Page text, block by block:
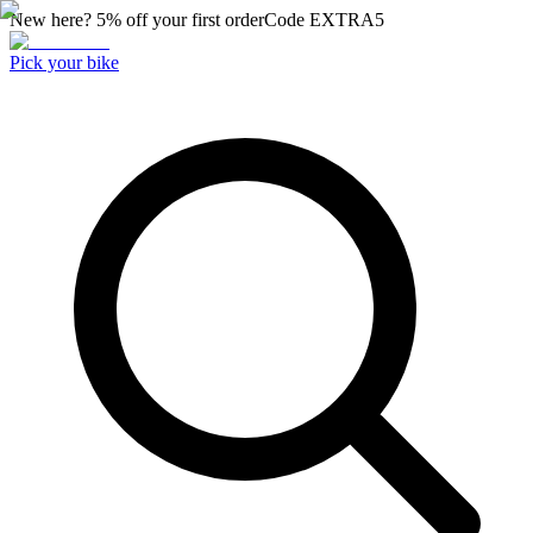
New here? 5% off your first orderCode EXTRA5
Pick your bike